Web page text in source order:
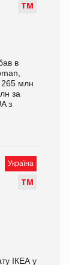
ТМ
в
265 млн
за
з
Україна
ТМ
ІКЕА у